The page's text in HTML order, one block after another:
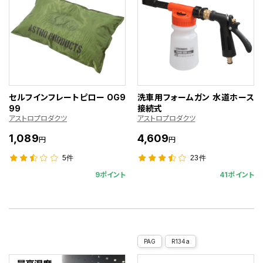
セルフインフレートピロー OG9
99
アストロプロダクツ
1,089円
5件
9ポイント
洗車用フォームガン 水道ホース
接続式
アストロプロダクツ
4,609円
23件
41ポイント
PAG R134a